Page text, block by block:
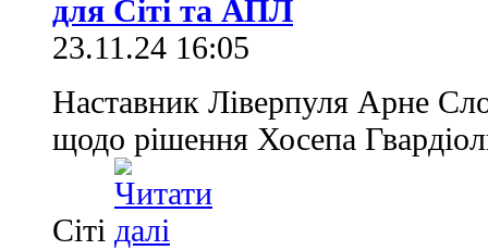
для Сіті та АПЛ
23.11.24 16:05
Наставник Ліверпуля Арне
щодо рішення Хосепа
Сіті